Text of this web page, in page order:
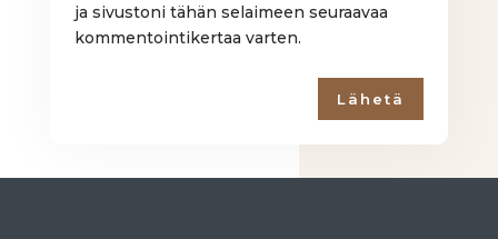
ja sivustoni tähän selaimeen seuraavaa
kommentointikertaa varten.
Lähetä